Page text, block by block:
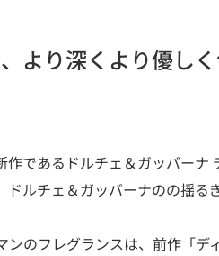
より深くより優し
であるドルチェ＆ガッバー
ルチェ＆ガッバーナのの揺る
のフレグランスは、前作「